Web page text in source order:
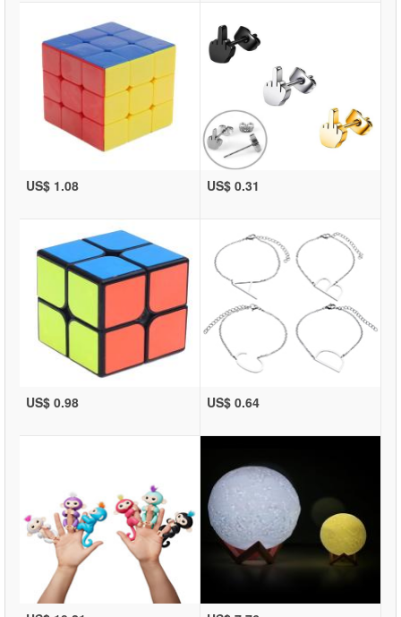
US$ 1.08 US$ 0.31
US$ 0.98 US$ 0.64